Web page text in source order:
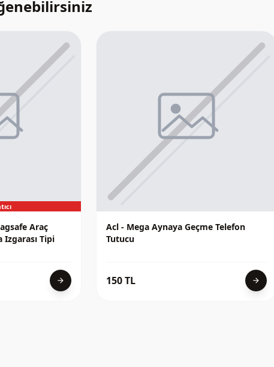
Araç
Izgarası Tipi
arrow_forward
Acl - Mega Aynaya Geçme Telefon
Tutucu
150 TL arrow_forward